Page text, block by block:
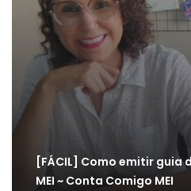
[FÁCIL] Como emitir guia
MEI ~ Conta Comigo MEI